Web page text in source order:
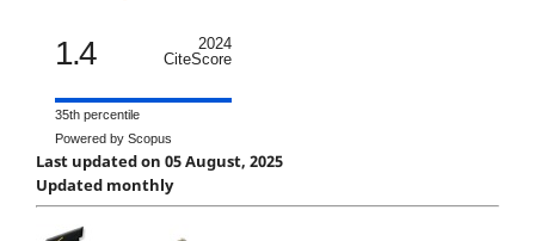
1.4
2024
CiteScore
35th percentile
Powered by Scopus
Last updated on 05 August, 2025
Updated monthly